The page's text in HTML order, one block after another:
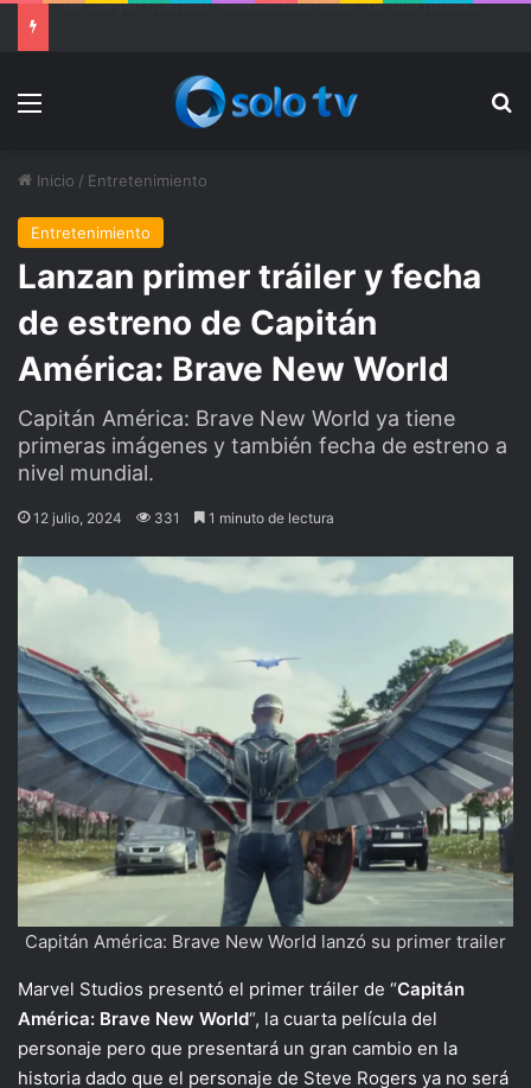
Menu
Inicio / Entretenimiento
Entretenimiento
Lanzan primer tráiler y fecha
de estreno de Capitán
América: Brave New World
Capitán América: Brave New World ya tiene
primeras imágenes y también fecha de estreno a
nivel mundial.
12 julio, 2024 331 1 minuto de lectura
Capitán América: Brave New World lanzó su primer trailer
Marvel Studios presentó el primer tráiler de “Capitán
América: Brave New World“, la cuarta película del
personaje pero que presentará un gran cambio en la
historia dado que el personaje de Steve Rogers ya no será